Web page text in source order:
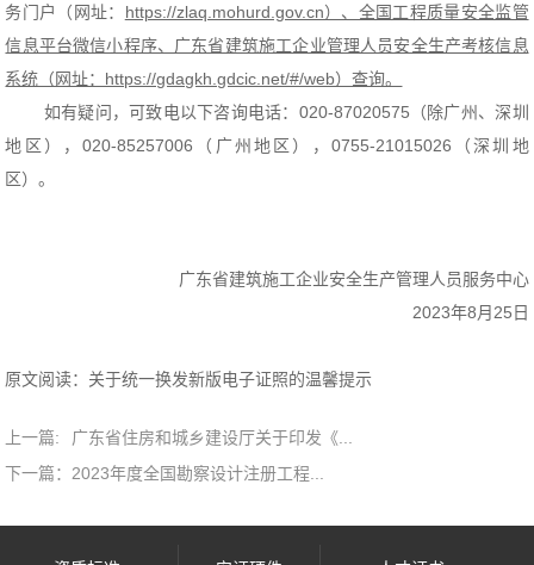
务门户（网址： https://zlaq.mohurd.gov.cn）、全国工程质量安全监管
信息平台微信小程序、广东省建筑施工企业管理人员安全生产考核信息
系统（网址：https://gdagkh.gdcic.net/#/web）查询。
如有疑问，可致电以下咨询电话：020-87020575（除广州、深圳
地区），020-85257006（广州地区），0755-21015026（深圳地
区）。
广东省建筑施工企业安全生产管理人员服务中心
2023年8月25日
原文阅读： 关于统一换发新版电子证照的温馨提示
上一篇:
广东省住房和城乡建设厅关于印发《...
下一篇： 2023年度全国勘察设计注册工程...